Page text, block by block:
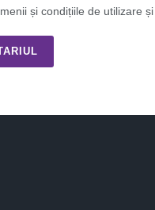
și condițiile de utilizare și